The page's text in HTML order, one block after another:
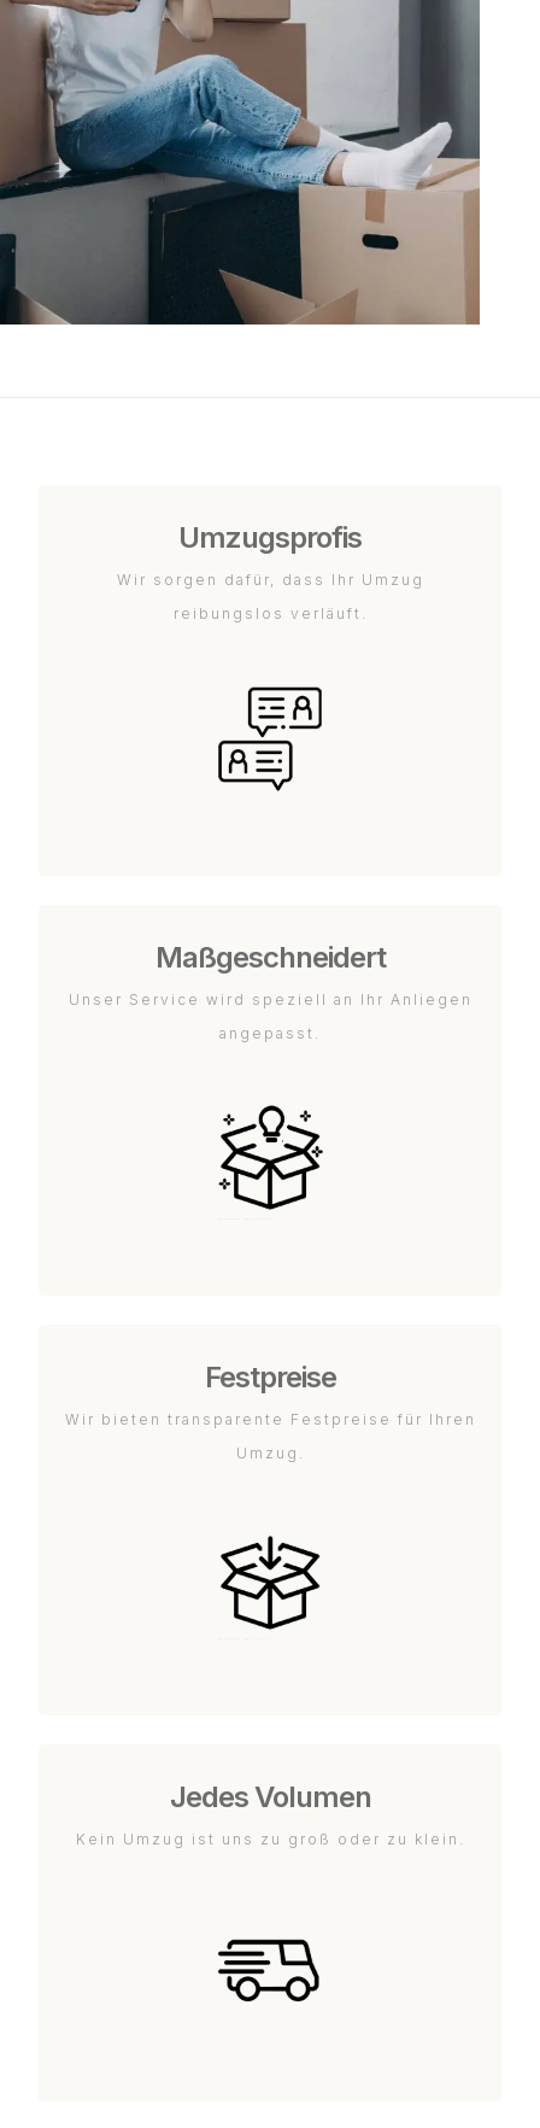
Umzugsprofis
Wir sorgen dafür, dass Ihr Umzug
reibungslos verläuft.
Maßgeschneidert
Unser Service wird speziell an Ihr Anliegen
angepasst.
Festpreise
Wir bieten transparente Festpreise für Ihren
Umzug.
Jedes Volumen
Kein Umzug ist uns zu groß oder zu klein.